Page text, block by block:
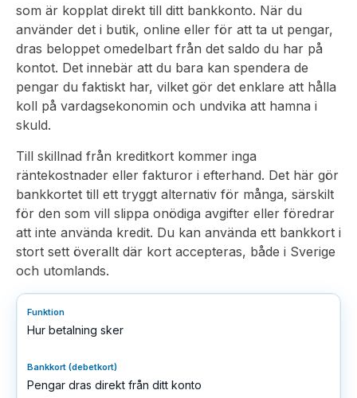
som är kopplat direkt till ditt bankkonto. När du
använder det i butik, online eller för att ta ut pengar,
dras beloppet omedelbart från det saldo du har på
kontot. Det innebär att du bara kan spendera de
pengar du faktiskt har, vilket gör det enklare att hålla
koll på vardagsekonomin och undvika att hamna i
skuld.
Till skillnad från kreditkort kommer inga
räntekostnader eller fakturor i efterhand. Det här gör
bankkortet till ett tryggt alternativ för många, särskilt
för den som vill slippa onödiga avgifter eller föredrar
att inte använda kredit. Du kan använda ett bankkort i
stort sett överallt där kort accepteras, både i Sverige
och utomlands.
Hur betalning sker
Pengar dras direkt från ditt konto